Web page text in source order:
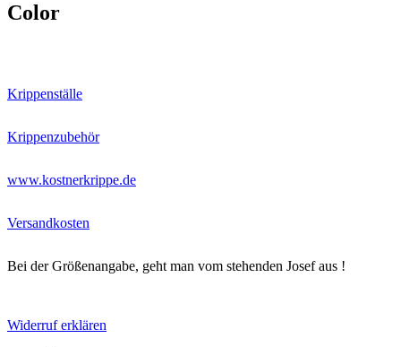
Color
Krippenställe
Krippenzubehör
www.kostnerkrippe.de
Versandkosten
Bei der Größenangabe, geht man vom stehenden Josef aus !
Widerruf erklären